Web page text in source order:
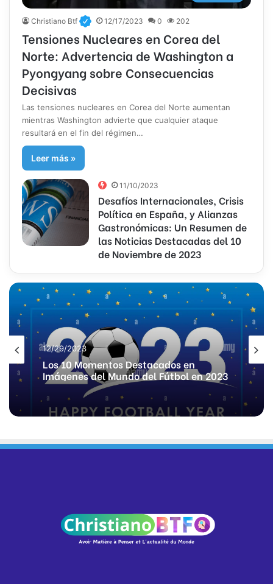
Christiano Btf 12/17/2023 0 202
Tensiones Nucleares en Corea del
Norte: Advertencia de Washington a
Pyongyang sobre Consecuencias
Decisivas
Las tensiones nucleares en Corea del Norte aumentan
mientras Washington advierte que cualquier ataque
resultará en el fin del régimen…
Leer más »
11/10/2023
Desafíos Internacionales, Crisis
Política en España, y Alianzas
Gastronómicas: Un Resumen de
las Noticias Destacadas del 10
de Noviembre de 2023
12/29/2023
Los 10 Momentos Destacados en
Imágenes del Mundo del Fútbol en 2023